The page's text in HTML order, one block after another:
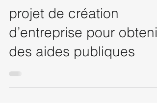
Comment structurer un
projet de création
d’entreprise pour obtenir
des aides publiques